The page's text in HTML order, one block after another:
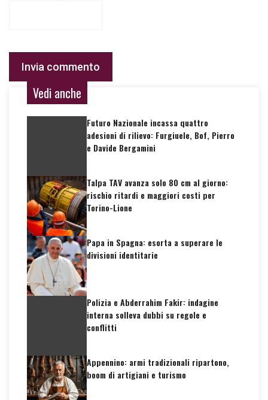
Vedi anche
Futuro Nazionale incassa quattro
adesioni di rilievo: Furgiuele, Bof, Pierro
e Davide Bergamini
Talpa TAV avanza solo 80 cm al giorno:
rischio ritardi e maggiori costi per
Torino-Lione
Papa in Spagna: esorta a superare le
divisioni identitarie
Polizia e Abderrahim Fakir: indagine
interna solleva dubbi su regole e
conflitti
Appennino: armi tradizionali ripartono,
boom di artigiani e turismo